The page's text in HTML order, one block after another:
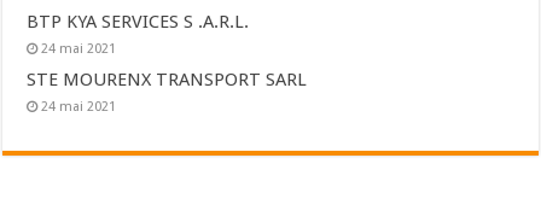
BTP KYA SERVICES S .A.R.L.
24 mai 2021
STE MOURENX TRANSPORT SARL
24 mai 2021